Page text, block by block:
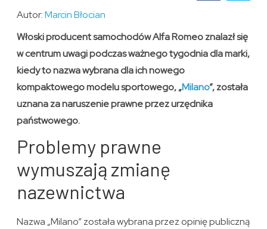
Autor:Marcin Błocian
Włoski producent samochodów Alfa Romeo znalazł się
w centrum uwagi podczas ważnego tygodnia dla marki,
kiedy to nazwa wybrana dla ich nowego
kompaktowego modelu sportowego, „Milano”, została
uznana za naruszenie prawne przez urzędnika
państwowego.
Problemy prawne
wymuszają zmianę
nazewnictwa
Nazwa „Milano” została wybrana przez opinię publiczną